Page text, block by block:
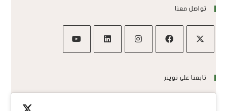
تواصل معنا
تابعنا على تويتر